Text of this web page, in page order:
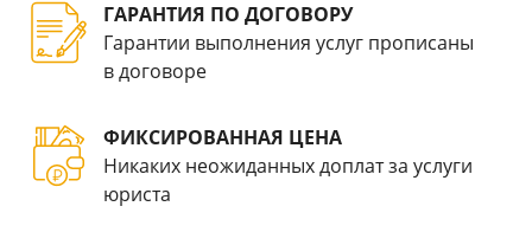
ГАРАНТИЯ ПО ДОГОВОРУ
Гарантии выполнения услуг прописаны
в договоре
ФИКСИРОВАННАЯ ЦЕНА
Никаких неожиданных доплат за услуги
юриста